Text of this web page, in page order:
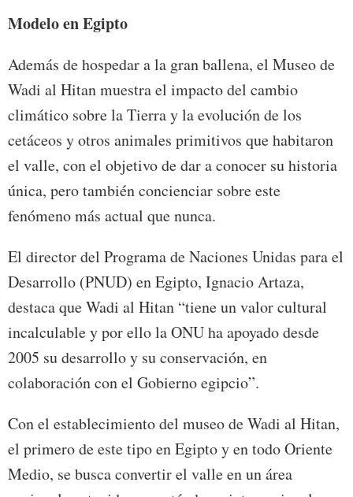
Modelo en Egipto
Además de hospedar a la gran ballena, el Museo de
Wadi al Hitan muestra el impacto del cambio
climático sobre la Tierra y la evolución de los
cetáceos y otros animales primitivos que habitaron
el valle, con el objetivo de dar a conocer su historia
única, pero también concienciar sobre este
fenómeno más actual que nunca.
El director del Programa de Naciones Unidas para el
Desarrollo (PNUD) en Egipto, Ignacio Artaza,
destaca que Wadi al Hitan “tiene un valor cultural
incalculable y por ello la ONU ha apoyado desde
2005 su desarrollo y su conservación, en
colaboración con el Gobierno egipcio”.
Con el establecimiento del museo de Wadi al Hitan,
el primero de este tipo en Egipto y en todo Oriente
Medio, se busca convertir el valle en un área